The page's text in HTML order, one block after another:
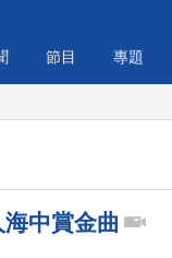
節目 專題
中賞金曲